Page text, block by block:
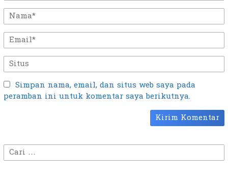
Simpan nama, email, dan situs web saya pada
peramban ini untuk komentar saya berikutnya.
Cari
untuk: